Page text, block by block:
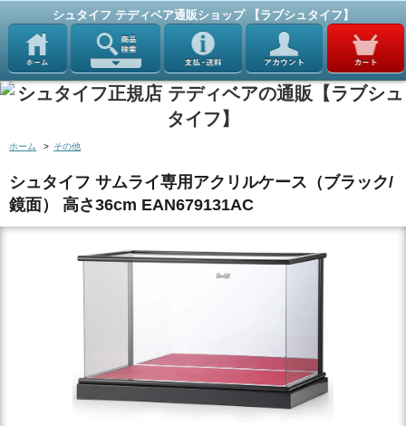
シュタイフ テディベア通販ショップ 【ラブシュタイフ】
ホーム > その他
シュタイフ サムライ専用アクリルケース（ブラック/
鏡面） 高さ36cm EAN679131AC